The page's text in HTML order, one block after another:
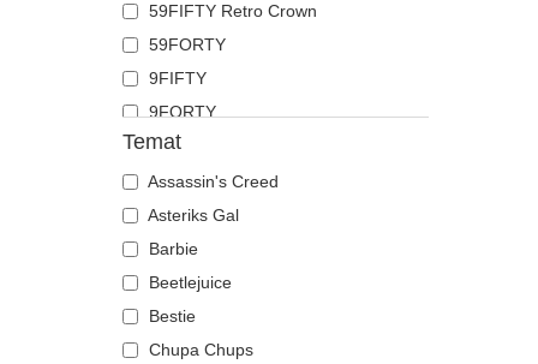
Kot
Koza
Krab
Krokodyl
Krowa
Kruk
Kurczak
Labrador retriever
Langusta
Lew
Lis
59FIFTY Retro Crown
59FORTY
9FIFTY
9FORTY
9FORTY APEX
9FORTY M-Crown
9SEVENTY
9TWENTY
A Frame
Casual Classic
E Frame
Temat
Assassin's Creed
Asteriks Gal
Barbie
Beetlejuice
Bestie
Chupa Chups